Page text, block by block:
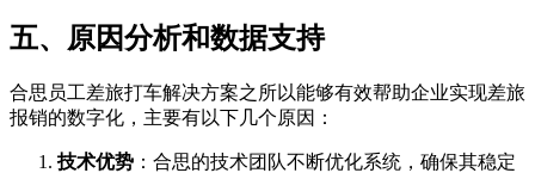
五、原因分析和数据支持
合思员工差旅打车解决方案之所以能够有效帮助企业实现差旅
报销的数字化，主要有以下几个原因：
技术优势 ：合思的技术团队不断优化系统，确保其稳定